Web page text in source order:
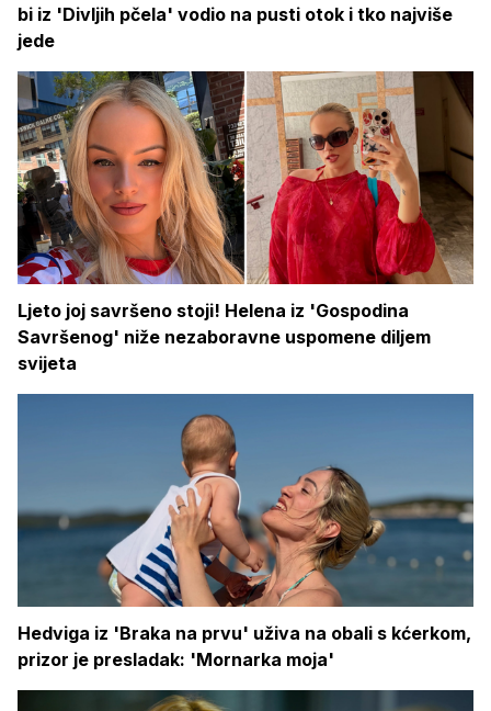
bi iz 'Divljih pčela' vodio na pusti otok i tko najviše
jede
Ljeto joj savršeno stoji! Helena iz 'Gospodina
Savršenog' niže nezaboravne uspomene diljem
svijeta
Hedviga iz 'Braka na prvu' uživa na obali s kćerkom,
prizor je presladak: 'Mornarka moja'